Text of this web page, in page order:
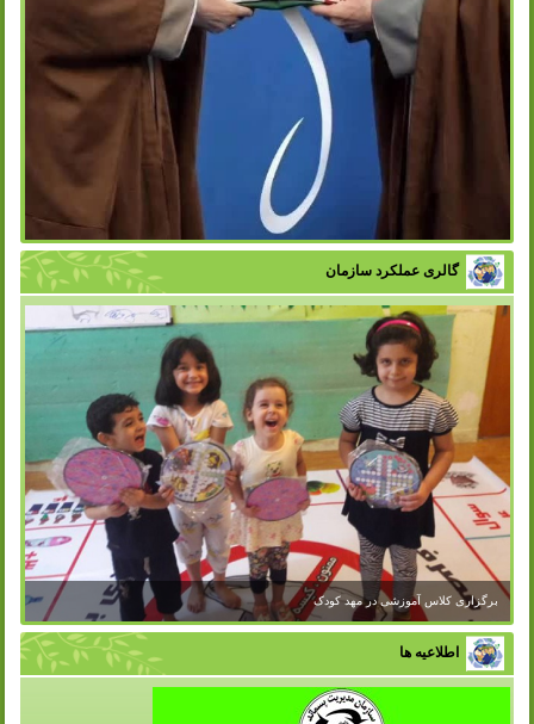
گالری عملکرد سازمان
برگزاری کلاس آموزشی در مهد کودک
اطلاعیه ها